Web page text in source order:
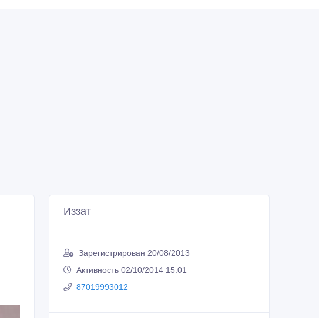
Иззат
Зарегистрирован 20/08/2013
Активность 02/10/2014 15:01
87019993012